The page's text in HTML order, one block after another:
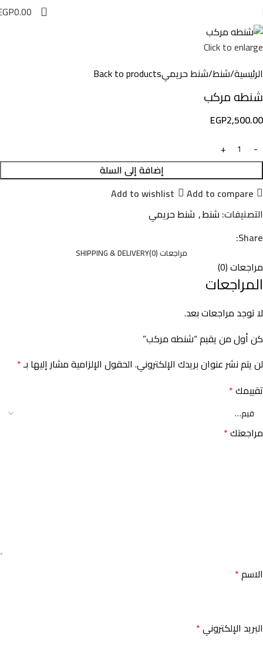
0
0.00
Click to enlarge
الرئيسية شنط شنط حريميBack to products
شنطه مركب
EGP2,500.00
إضافة إلى السلة
Add to compare
Add to wishlist
التصنيفات: شنط, شنط حريمي
Share:
مراجعات (0) SHIPPING & DELIVERY
مراجعات (0)
المراجعات
لا توجد مراجعات بعد.
كن أول من يقيم “شنطه مركب”
لن يتم نشر عنوان بريدك الإلكتروني. الحقول الإلزامية مشار إليها بـ*
تقييمك*
مراجعتك*
الاسم*
البريد الإلكتروني*